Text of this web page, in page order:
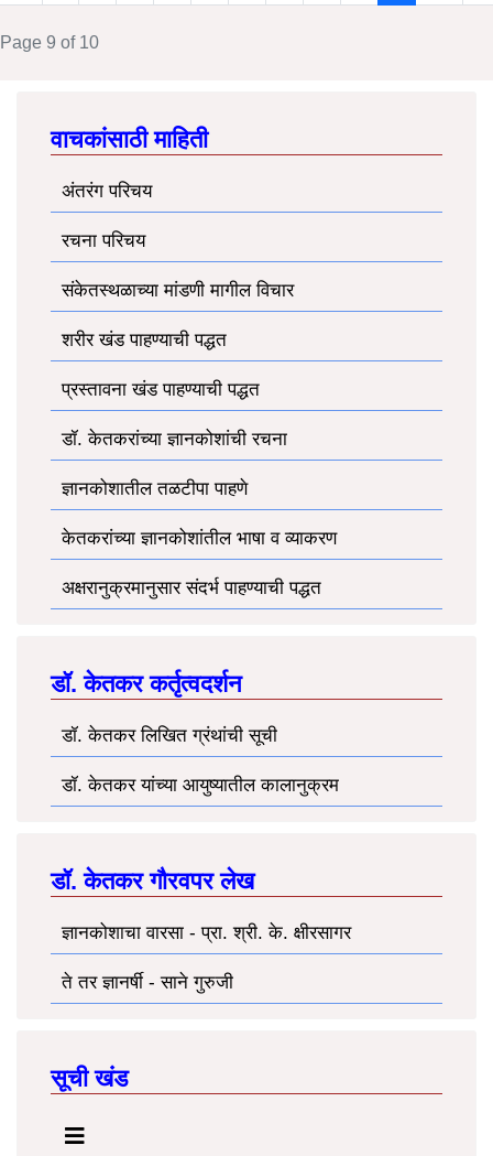
Page 9 of 10
वाचकांसाठी माहिती
अंतरंग परिचय
रचना परिचय
संकेतस्थळाच्या मांडणी मागील विचार
शरीर खंड पाहण्याची पद्धत
प्रस्तावना खंड पाहण्याची पद्धत
डॉ. केतकरांच्या ज्ञानकोशांची रचना
ज्ञानकोशातील तळटीपा पाहणे
केतकरांच्या ज्ञानकोशांतील भाषा व व्याकरण
अक्षरानुक्रमानुसार संदर्भ पाहण्याची पद्धत
डॉ. केतकर कर्तृत्वदर्शन
डॉ. केतकर लिखित ग्रंथांची सूची
डॉ. केतकर यांच्या आयुष्यातील कालानुक्रम
डॉ. केतकर गौरवपर लेख
ज्ञानकोशाचा वारसा - प्रा. श्री. के. क्षीरसागर
ते तर ज्ञानर्षी - साने गुरुजी
सूची खंड